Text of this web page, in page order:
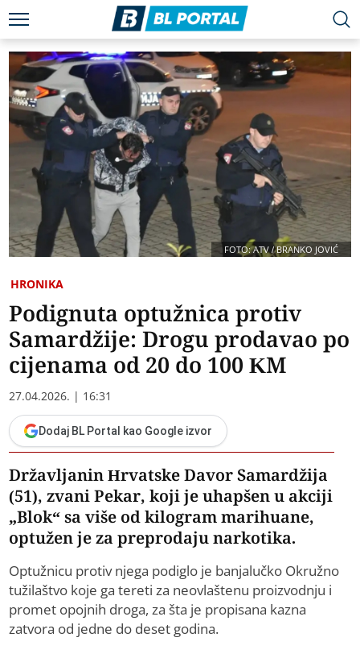
FOTO: ATV / BRANKO JOVIĆ
HRONIKA
Podignuta optužnica protiv
Samardžije: Drogu prodavao po
cijenama od 20 do 100 KM
27.04.2026. | 16:31
Dodaj BL Portal kao Google izvor
Državljanin Hrvatske Davor Samardžija
(51), zvani Pekar, koji je uhapšen u akciji
„Blok“ sa više od kilogram marihuane,
optužen je za preprodaju narkotika.
Optužnicu protiv njega podiglo je banjalučko Okružno
tužilaštvo koje ga tereti za neovlaštenu proizvodnju i
promet opojnih droga, za šta je propisana kazna
zatvora od jedne do deset godina.